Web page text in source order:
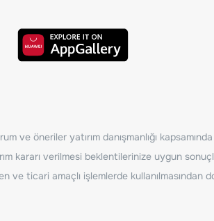
ve öneriler yatırım danışmanlığı
kararı verilmesi beklentilerinize uygun
ticari amaçlı işlemlerde